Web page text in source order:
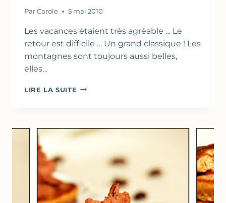
Par Carole 5 mai 2010
Les vacances étaient très agréable … Le
retour est difficile … Un grand classique ! Les
montagnes sont toujours aussi belles,
elles…
LIRE LA SUITE CROISSANTS
…
ET
AUSSI
!